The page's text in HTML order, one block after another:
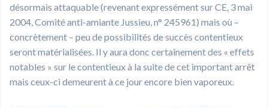
désormais attaquable (revenant expressément sur CE, 3 mai
2004, Comité anti-amiante Jussieu, n° 245961) mais où –
concrètement – peu de possibilités de succès contentieux
seront matérialisées. Il y aura donc certainement des « effets
notables » sur le contentieux à la suite de cet important arrêt
mais ceux-ci demeurent à ce jour encore bien vaporeux.